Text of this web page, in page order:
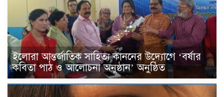
ইলোরা আন্তর্জাতিক সাহিত্য কাননের উদ্যোগে ‘বর্ষার
কবিতা পাঠ ও আলোচনা অনুষ্ঠান’ অনুষ্ঠিত